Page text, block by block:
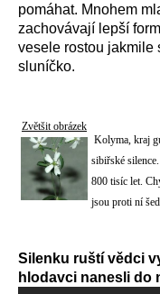
pomáhat. Mnohem
zachovávají lepší
vesele rostou jakmile
sluníčko.
Zvětšit obrázek
Kolyma, kraj
sibiřské
800 tisíc let.
jsou proti ní
Silenku ruští vědci
hlodavci nanesli do